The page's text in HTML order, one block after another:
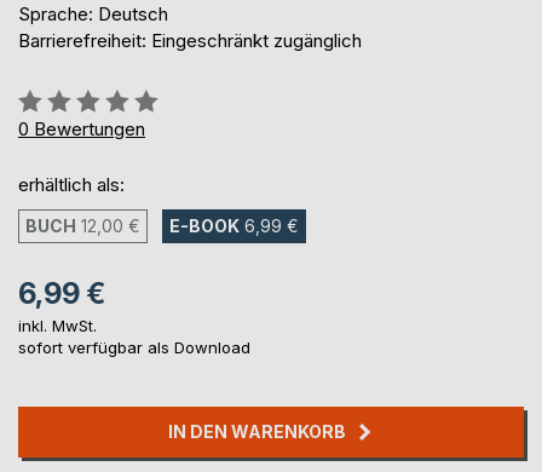
Sprache: Deutsch
Barrierefreiheit: Eingeschränkt zugänglich
Bewertung::
0%
0 Bewertungen
erhältlich als:
BUCH 12,00 € E-BOOK 6,99 €
6,99 €
inkl. MwSt.
sofort verfügbar als Download
IN DEN WARENKORB